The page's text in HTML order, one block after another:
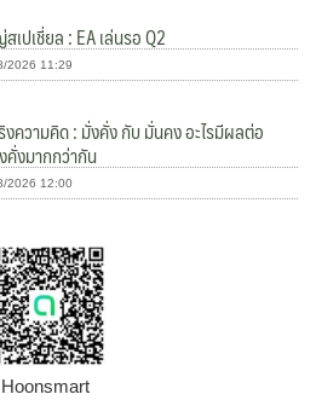
เปเชี่ยล : EA เล่นรอ Q2
2026 11:29
งความคิด : มั่งคั่ง กับ มั่นคง อะไรมีผลต่อ
คั่งมากกว่ากัน
2026 12:00
Hoonsmart